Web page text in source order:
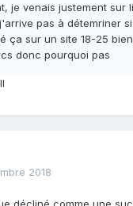
je venais justement sur
pas à détemriner
ça sur un site 18-25
donc pourquoi pas
2018